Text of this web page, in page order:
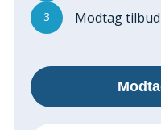
Kan Det Males?
MURER
Reparationer
Om Materialer
3 Modtag